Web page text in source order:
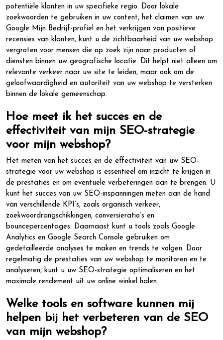
potentiële klanten in uw specifieke regio. Door lokale
zoekwoorden te gebruiken in uw content, het claimen van uw
Google Mijn Bedrijf-profiel en het verkrijgen van positieve
recensies van klanten, kunt u de zichtbaarheid van uw webshop
vergroten voor mensen die op zoek zijn naar producten of
diensten binnen uw geografische locatie. Dit helpt niet alleen om
relevante verkeer naar uw site te leiden, maar ook om de
geloofwaardigheid en autoriteit van uw webshop te versterken
binnen de lokale gemeenschap.
Hoe meet ik het succes en de
effectiviteit van mijn SEO-strategie
voor mijn webshop?
Het meten van het succes en de effectiviteit van uw SEO-
strategie voor uw webshop is essentieel om inzicht te krijgen in
de prestaties en om eventuele verbeteringen aan te brengen. U
kunt het succes van uw SEO-inspanningen meten aan de hand
van verschillende KPI’s, zoals organisch verkeer,
zoekwoordrangschikkingen, conversieratio’s en
bouncepercentages. Daarnaast kunt u tools zoals Google
Analytics en Google Search Console gebruiken om
gedetailleerde analyses te maken en trends te volgen. Door
regelmatig de prestaties van uw webshop te monitoren en te
analyseren, kunt u uw SEO-strategie optimaliseren en het
maximale rendement uit uw online winkel halen.
Welke tools en software kunnen mij
helpen bij het verbeteren van de SEO
van mijn webshop?